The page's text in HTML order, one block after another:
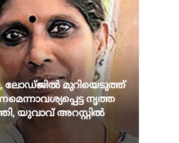
ലോഡ്ജിൽ മുറിയെടുത്ത്
നൃത്ത
യുവാവ് അറസ്റ്റിൽ